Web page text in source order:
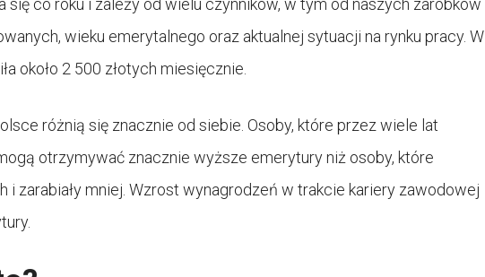
co roku i zależy od wielu czynników, w tym od naszych zarobków
wieku emerytalnego oraz aktualnej sytuacji na rynku pracy. W
około 2 500 złotych miesięcznie.
różnią się znacznie od siebie. Osoby, które przez wiele lat
otrzymywać znacznie wyższe emerytury niż osoby, które
i zarabiały mniej. Wzrost wynagrodzeń w trakcie kariery zawodowej